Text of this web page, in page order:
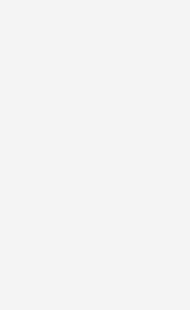
Sanieren
in der vertikalen